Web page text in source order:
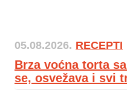
05.08.2026. RECEPTI
Brza voćna torta
se, osvežava i svi